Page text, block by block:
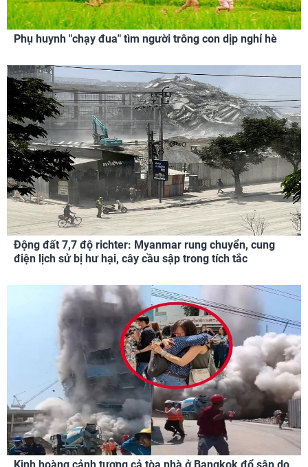
Phụ huynh "chạy đua" tìm người trông con dịp nghỉ hè
Động đất 7,7 độ richter: Myanmar rung chuyển, cung
điện lịch sử bị hư hại, cây cầu sập trong tích tắc